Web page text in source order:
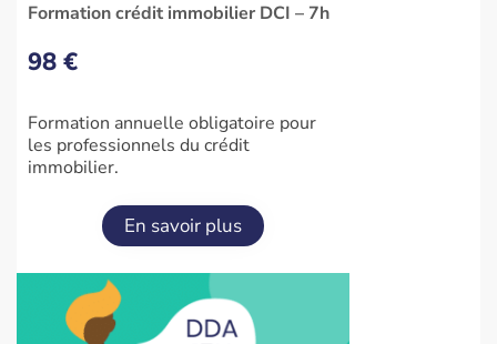
Formation crédit immobilier DCI – 7h
98 €
Formation annuelle obligatoire pour
les professionnels du crédit
immobilier.
En savoir plus